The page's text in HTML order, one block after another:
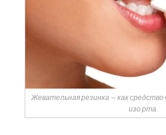
Жевательная резинка — как средство
изо рта